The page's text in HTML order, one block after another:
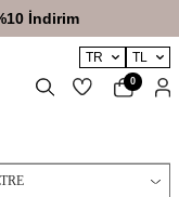
İndirim
TR TL
0